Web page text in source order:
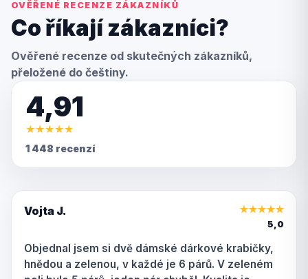
OVĚŘENÉ RECENZE ZÁKAZNÍKŮ
Co říkají zákazníci?
Ověřené recenze od skutečných zákazníků,
přeložené do češtiny.
4,91
★★★★★
1 448 recenzí
Vojta J. ★★★★★
5,0
Objednal jsem si dvě dámské dárkové krabičky,
hnědou a zelenou, v každé je 6 párů. V zeleném